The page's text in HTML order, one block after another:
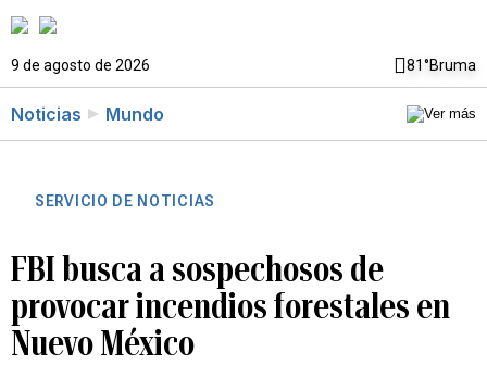
9 de agosto de 2026 81°Bruma
Noticias Mundo
SERVICIO DE NOTICIAS
FBI busca a sospechosos de
provocar incendios forestales en
Nuevo México